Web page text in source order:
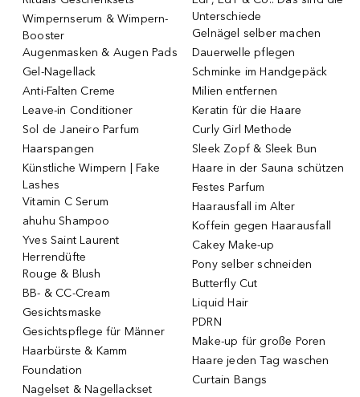
Wimpernserum & Wimpern-
Booster
Augenmasken & Augen Pads
Gel-Nagellack
Anti-Falten Creme
Leave-in Conditioner
Sol de Janeiro Parfum
Haarspangen
Künstliche Wimpern | Fake
Lashes
Vitamin C Serum
ahuhu Shampoo
Yves Saint Laurent
Herrendüfte
Rouge & Blush
BB- & CC-Cream
Gesichtsmaske
Gesichtspflege für Männer
Haarbürste & Kamm
Foundation
Nagelset & Nagellackset
Unterschiede
Gelnägel selber machen
Dauerwelle pflegen
Schminke im Handgepäck
Milien entfernen
Keratin für die Haare
Curly Girl Methode
Sleek Zopf & Sleek Bun
Haare in der Sauna schützen
Festes Parfum
Haarausfall im Alter
Koffein gegen Haarausfall
Cakey Make-up
Pony selber schneiden
Butterfly Cut
Liquid Hair
PDRN
Make-up für große Poren
Haare jeden Tag waschen
Curtain Bangs